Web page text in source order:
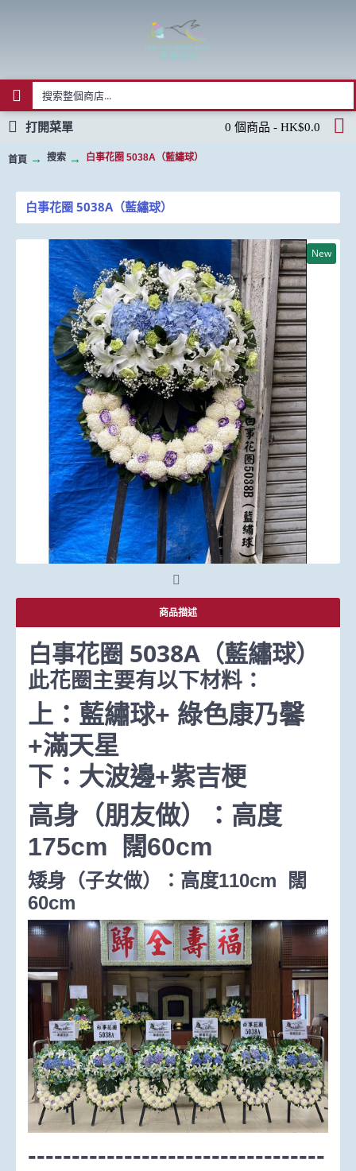
0 個商品 - HK$0.0
打開菜單
首頁 搜索 白事花圈 5038A（藍繡球）
白事花圈 5038A（藍繡球）
New
商品描述
白事花圈 5038A（藍繡球）
此花圈主要有以下材料：
上：藍繡球+ 綠色康乃馨
+滿天星
下：大波邊+紫吉梗
高身（朋友做）：高度
175cm
闊60cm
矮身（子女做）：高度110cm
闊
60cm
----------------------------------